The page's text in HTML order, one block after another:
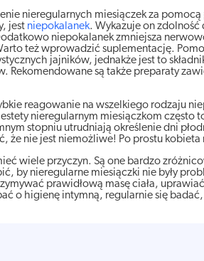
nieregularnych miesiączek za
jest niepokalanek. Wykazuje on
niepokalanek zmniejsza
też wprowadzić suplementację.
jajników, jednakże jest to
Rekomendowane są także preparaty
reagowanie na wszelkiego rodzaju
nieregularnym miesiączkom często
stopniu utrudniają określenie dni
że nie jest niemożliwe! Po prostu
wiele przyczyn. Są one bardzo
by nieregularne miesiączki nie były
prawidłową masę ciała,
o higienę intymną, regularnie się